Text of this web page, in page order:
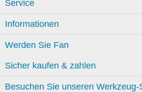
Service
Informationen
Werden Sie Fan
Sicher kaufen & zahlen
Besuchen Sie unseren Werkzeug-